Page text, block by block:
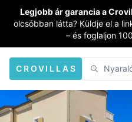
Legjobb ár garancia a
olcsóbban látta? Küldje el a
– és foglaljon
CROVILLAS